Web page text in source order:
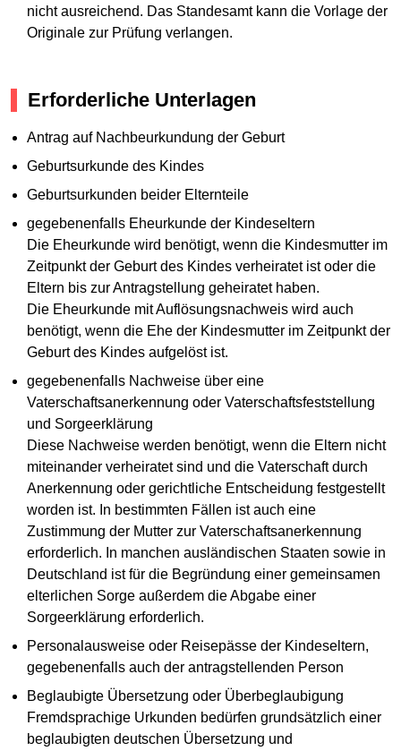
nicht ausreichend. Das Standesamt kann die Vorlage der
Originale zur Prüfung verlangen.
Erforderliche Unterlagen
Antrag auf Nachbeurkundung der Geburt
Geburtsurkunde des Kindes
Geburtsurkunden beider Elternteile
gegebenenfalls Eheurkunde der Kindeseltern
Die Eheurkunde wird benötigt, wenn die Kindesmutter im
Zeitpunkt der Geburt des Kindes verheiratet ist oder die
Eltern bis zur Antragstellung geheiratet haben.
Die Eheurkunde mit Auflösungsnachweis wird auch
benötigt, wenn die Ehe der Kindesmutter im Zeitpunkt der
Geburt des Kindes aufgelöst ist.
gegebenenfalls Nachweise über eine
Vaterschaftsanerkennung oder Vaterschaftsfeststellung
und Sorgeerklärung
Diese Nachweise werden benötigt, wenn die Eltern nicht
miteinander verheiratet sind und die Vaterschaft durch
Anerkennung oder gerichtliche Entscheidung festgestellt
worden ist. In bestimmten Fällen ist auch eine
Zustimmung der Mutter zur Vaterschaftsanerkennung
erforderlich. In manchen ausländischen Staaten sowie in
Deutschland ist für die Begründung einer gemeinsamen
elterlichen Sorge außerdem die Abgabe einer
Sorgeerklärung erforderlich.
Personalausweise oder Reisepässe der Kindeseltern,
gegebenenfalls auch der antragstellenden Person
Beglaubigte Übersetzung oder Überbeglaubigung
Fremdsprachige Urkunden bedürfen grundsätzlich einer
beglaubigten deutschen Übersetzung und